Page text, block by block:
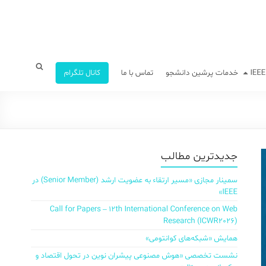
IEEE خدمات پرشین دانشجو تماس با ما کانال تلگرام
جدیدترین مطالب
سمینار مجازی «مسیر ارتقاء به عضویت ارشد (Senior Member) در
IEEE»
Call for Papers – 12th International Conference on Web
Research (ICWR2026)
همایش «شبکه‌های کوانتومی»
نشست تخصصی «هوش مصنوعی پیشران نوین در تحول اقتصاد و